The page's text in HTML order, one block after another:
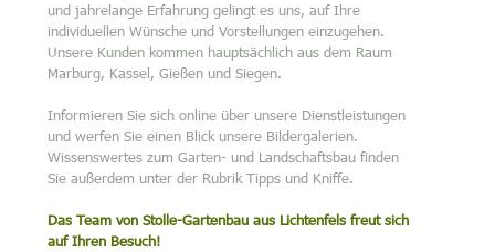
und jahrelange Erfahrung gelingt es uns, auf Ihre
individuellen Wünsche und Vorstellungen einzugehen.
Unsere Kunden kommen hauptsächlich aus dem Raum
Marburg, Kassel, Gießen und Siegen.
Informieren Sie sich online über unsere Dienstleistungen
und werfen Sie einen Blick unsere Bildergalerien.
Wissenswertes zum Garten- und Landschaftsbau finden
Sie außerdem unter der Rubrik Tipps und Kniffe.
Das Team von Stolle-Gartenbau aus Lichtenfels freut sich
auf Ihren Besuch!